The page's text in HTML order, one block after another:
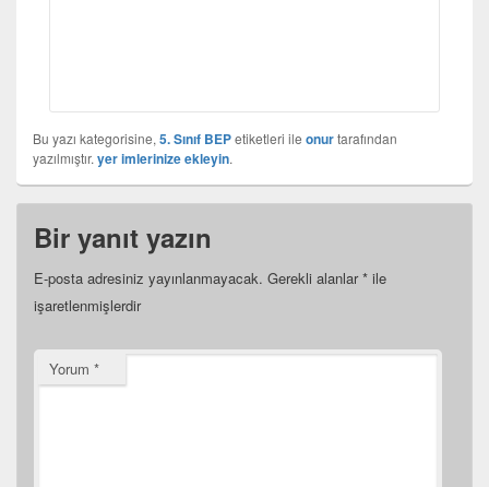
Bu yazı kategorisine, 5. Sınıf BEPetiketleri ile onurtarafından
yazılmıştır. yer imlerinize ekleyin.
Bir yanıt yazın
E-posta adresiniz yayınlanmayacak. Gerekli alanlar* ile
işaretlenmişlerdir
Yorum *